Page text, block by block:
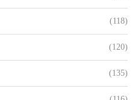
(118)
(120)
(135)